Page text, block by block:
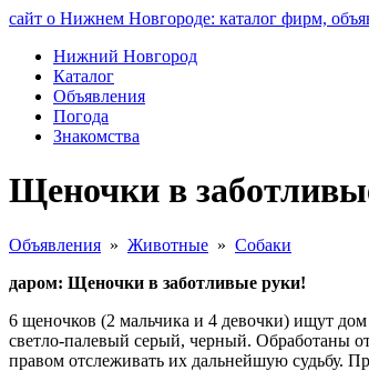
сайт о Нижнем Новгороде: каталог фирм,
Нижний Новгород
Каталог
Объявления
Погода
Знакомства
Щеночки в
Объявления » Животные » Собаки
даром: Щеночки в заботливые руки!
6 щеночков (2 мальчика и 4 девочки) ищут
светло-палевый серый, черный. Обработаны
правом отслеживать их дальнейшую судьбу.